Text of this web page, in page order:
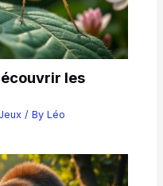
les
/ ByLéo